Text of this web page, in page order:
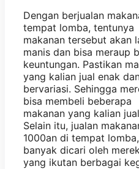
Dengan berjualan
tempat lomba, tentunya
makanan tersebut akan
manis dan bisa meraup
keuntungan. Pastikan
yang kalian jual enak
bervariasi. Sehingga
bisa membeli beberapa
makanan yang kalian
Selain itu, jualan
1000an di tempat
banyak dicari oleh
yang ikutan berbagai